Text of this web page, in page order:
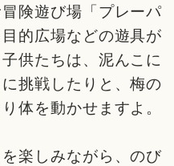
険遊び場「プレーパ
的広場などの遊具が
供たちは、泥んこに
挑戦したりと、梅の
体を動かせますよ。
楽しみながら、のび